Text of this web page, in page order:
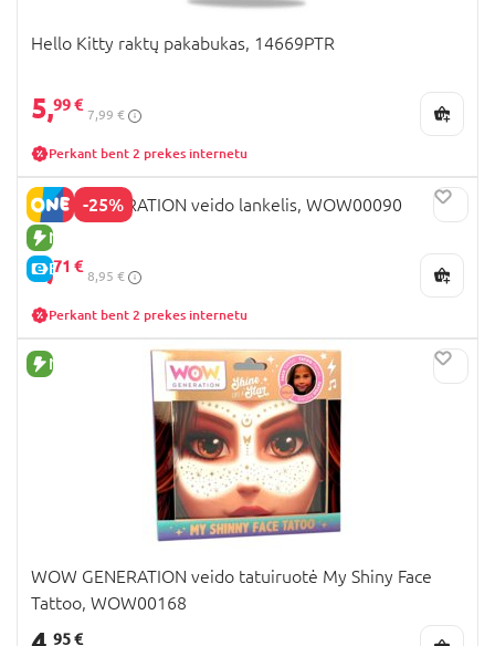
Hello Kitty raktų pakabukas, 14669PTR
5,99 €
7,99 €
Perkant bent 2 prekes internetu
-25%
NAUJA PREKĖ
E-KAINA
WOW GENERATION veido lankelis, WOW00090
6,71 €
8,95 €
Perkant bent 2 prekes internetu
NAUJA PREKĖ
WOW GENERATION veido tatuiruotė My Shiny Face
Tattoo, WOW00168
95 €